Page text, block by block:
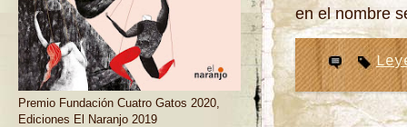
Premio Fundación Cuatro Gatos 2020,
Ediciones El Naranjo 2019
en el nombre